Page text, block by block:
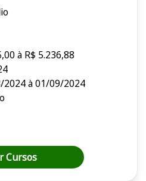
à R$ 5.236,88
à 01/09/2024
Cursos